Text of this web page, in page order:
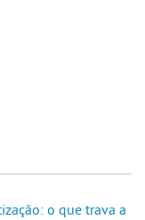
o que trava a